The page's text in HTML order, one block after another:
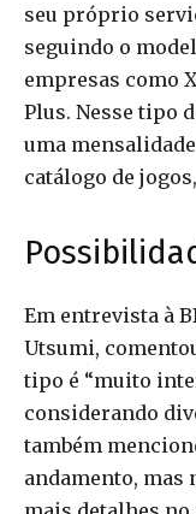
seu próprio
seguindo o
empresas como
Plus. Nesse tipo
uma
catálogo de
Em entrevista à
Utsumi,
tipo é “muito
considerando
também
andamento,